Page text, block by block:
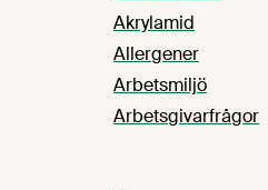
Akrylamid
Allergener
Arbetsmiljö
Arbetsgivarfrågor